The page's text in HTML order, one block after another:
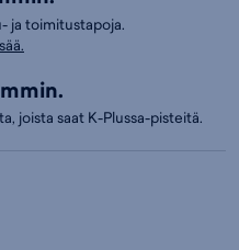
ja toimitustapoja.
joista saat K-Plussa-pisteitä.